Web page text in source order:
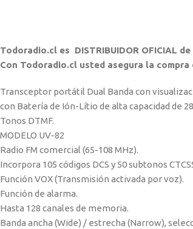
Todoradio.cl es DISTRIBUIDOR OFICIAL de
Con Todoradio.cl usted asegura la
Transceptor portátil Dual Banda con
con Batería de Ión-Lítio de alta capacidad de
Tonos DTMF.
MODELO UV-82
Radio FM comercial (65-108 MHz).
Incorpora 105 códigos DCS y 50 subtonos
Función VOX (Transmisión activada por voz).
Función de alarma.
Hasta 128 canales de memoria.
Banda ancha (Wide) / estrecha (Narrow),